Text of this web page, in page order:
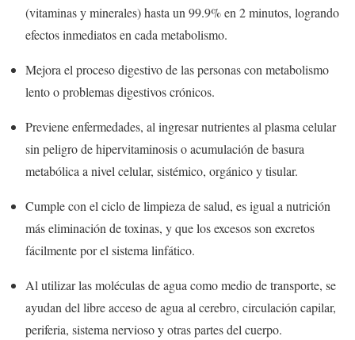
(vitaminas y minerales) hasta un 99.9% en 2 minutos, logrando
efectos inmediatos en cada metabolismo.
Mejora el proceso digestivo de las personas con metabolismo
lento o problemas digestivos crónicos.
Previene enfermedades, al ingresar nutrientes al plasma celular
sin peligro de hipervitaminosis o acumulación de basura
metabólica a nivel celular, sistémico, orgánico y tisular.
Cumple con el ciclo de limpieza de salud, es igual a nutrición
más eliminación de toxinas, y que los excesos son excretos
fácilmente por el sistema linfático.
Al utilizar las moléculas de agua como medio de transporte, se
ayudan del libre acceso de agua al cerebro, circulación capilar,
periferia, sistema nervioso y otras partes del cuerpo.